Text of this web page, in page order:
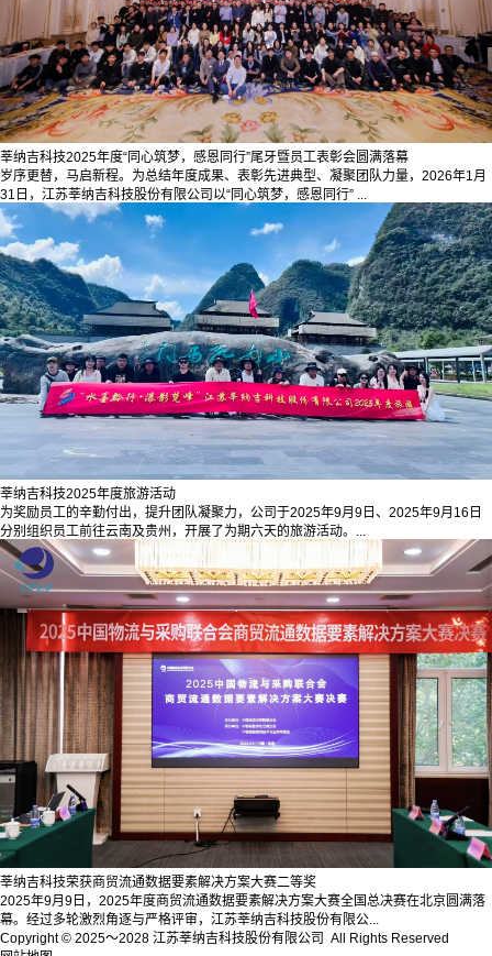
莘纳吉科技2025年度“同心筑梦，感恩同行”尾牙暨员工表彰会圆满落幕
岁序更替，马启新程。为总结年度成果、表彰先进典型、凝聚团队力量，2026年1月
31日，江苏莘纳吉科技股份有限公司以“同心筑梦，感恩同行” ...
莘纳吉科技2025年度旅游活动
为奖励员工的辛勤付出，提升团队凝聚力，公司于2025年9月9日、2025年9月16日
分别组织员工前往云南及贵州，开展了为期六天的旅游活动。...
莘纳吉科技荣获商贸流通数据要素解决方案大赛二等奖
2025年9月9日，2025年度商贸流通数据要素解决方案大赛全国总决赛在北京圆满落
幕。经过多轮激烈角逐与严格评审，江苏莘纳吉科技股份有限公...
Copyright © 2025～2028 江苏莘纳吉科技股份有限公司 All Rights Reserved